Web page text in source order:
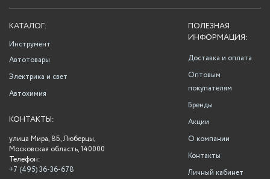
ПОЛЕЗНАЯ
ИНФОРМАЦИЯ:
Доставка и оплата
Оптовым
покупателям
Бренды
Акции
О компании
Контакты
Личный кабинет
КАТАЛОГ:
Инструмент
Автотовары
Электрика и свет
Автохимия
КОНТАКТЫ:
улица Мира, 8Б, Люберцы,
Московская область, 140000
Телефон:
+7 (495) 36-36-678